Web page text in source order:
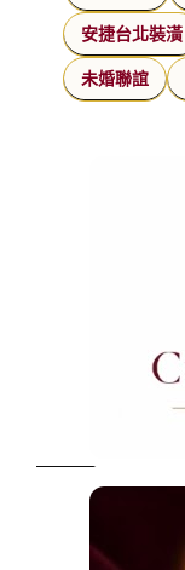
安捷台北裝潢
未婚聯誼